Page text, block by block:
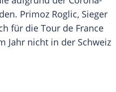
Primoz Roglic, Sieger
für die Tour de France
Jahr nicht in der Schweiz